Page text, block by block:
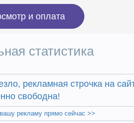
статистика
рекламная строчка на
свободна!
рекламу прямо сейчас >>